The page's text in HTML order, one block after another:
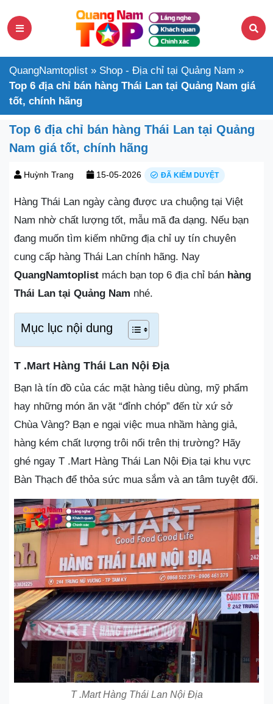
QuangNamtoplist » Shop - Địa chỉ tại Quảng Nam »
Top 6 địa chỉ bán hàng Thái Lan tại Quảng Nam giá
tốt, chính hãng
Top 6 địa chỉ bán hàng Thái Lan tại Quảng
Nam giá tốt, chính hãng
Huỳnh Trang 15-05-2026 ĐÃ KIỂM DUYỆT
Hàng Thái Lan ngày càng được ưa chuộng tại Việt
Nam nhờ chất lượng tốt, mẫu mã đa dạng. Nếu bạn
đang muốn tìm kiếm những địa chỉ uy tín chuyên
cung cấp hàng Thái Lan chính hãng. Nay
QuangNamtoplist mách bạn top 6 địa chỉ bán hàng
Thái Lan tại Quảng Nam nhé.
Mục lục nội dung
T .Mart Hàng Thái Lan Nội Địa
Bạn là tín đồ của các mặt hàng tiêu dùng, mỹ phẩm
hay những món ăn vặt “đỉnh chóp” đến từ xứ sở
Chùa Vàng? Bạn e ngại việc mua nhầm hàng giả,
hàng kém chất lượng trôi nổi trên thị trường? Hãy
ghé ngay T .Mart Hàng Thái Lan Nội Địa tại khu vực
Bàn Thạch để thỏa sức mua sắm và an tâm tuyệt đối.
T .Mart Hàng Thái Lan Nội Địa